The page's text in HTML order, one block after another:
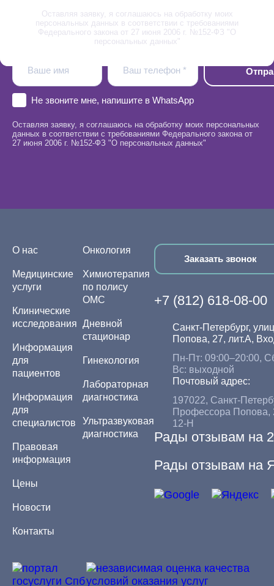
Записаться на прием
Ваше имя Ваш телефон *
Не звоните мне, напишите в WhatsApp
Оставляя заявку, я соглашаюсь на обработку моих персональных
данных в соответствии с требованиями Федерального закона от
27 июня 2006 г. №152-ФЗ "О персональных данных"
О нас
Медицинские
услуги
Клинические
исследования
Информация
для
пациентов
Информация
для
специалистов
Правовая
информация
Цены
Новости
Контакты
Онкология
Химиотерапия
по полису
ОМС
Дневной
стационар
Гинекология
Лабораторная
диагностика
Ультразвуковая
диагностика
Заказать звонок
+7 (812) 618-08-00
Санкт-Петербург,
Попова, 27, лит.А,
Пн-Пт: 09:00–20:00,
Вс: выходной
Почтовый адрес:
197022, Санкт-
Профессора Попова,
12-Н
Рады отзывам на
Рады отзывам на
Оставляя заявку, я соглашаюсь на обработку моих
персональных данных в соответствии с требованиями
Федерального закона от 27 июня 2006 г. №152-ФЗ "О
персональных данных"